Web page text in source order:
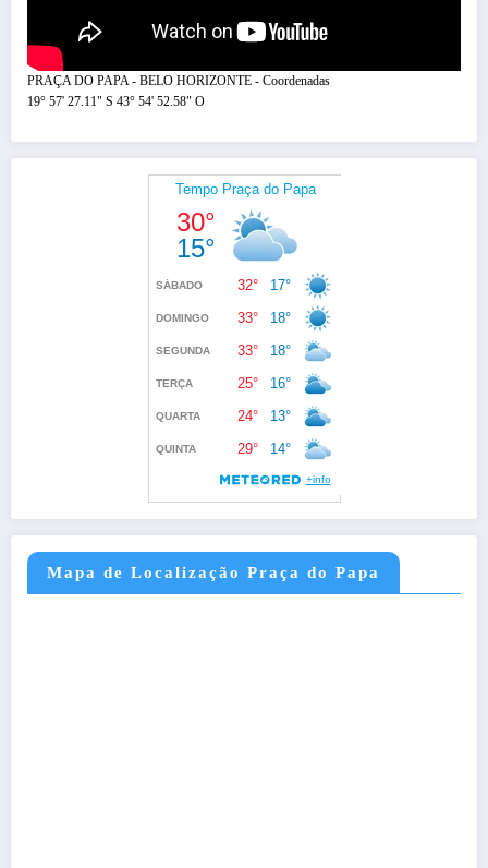
PRAÇA DO PAPA - BELO HORIZONTE - Coordenadas
19° 57' 27.11" S 43° 54' 52.58" O
Mapa de Localização Praça do Papa